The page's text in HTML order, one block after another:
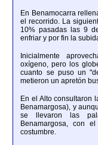
En Benamocarra
el recorrido. La
10% pasadas las 9
enfriar y por fin la
Inicialmente
oxígeno, pero los
cuanto se puso un
metieron un apretón
En el Alto consultaron
Benamargosa), y
se llevaron las
Benamargosa, con
costumbre.